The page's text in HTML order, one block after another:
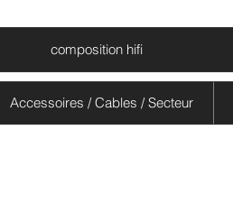
Accessoires / Cables / Secteur
composition hifi